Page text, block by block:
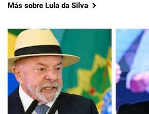
Más sobre Lula da Silva